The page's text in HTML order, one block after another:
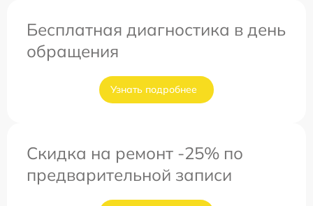
Бесплатная диагностика в день
обращения
Узнать подробнее
Скидка на ремонт -25% по
предварительной записи